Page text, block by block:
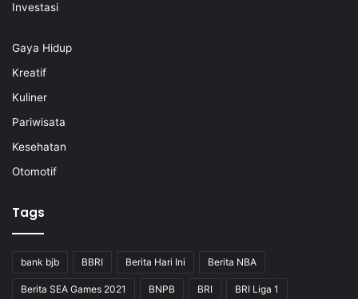
Investasi
Gaya Hidup
Kreatif
Kuliner
Pariwisata
Kesehatan
Otomotif
Tags
bank bjb BBRI Berita Hari Ini Berita NBA
Berita SEA Games 2021 BNPB BRI BRI Liga 1